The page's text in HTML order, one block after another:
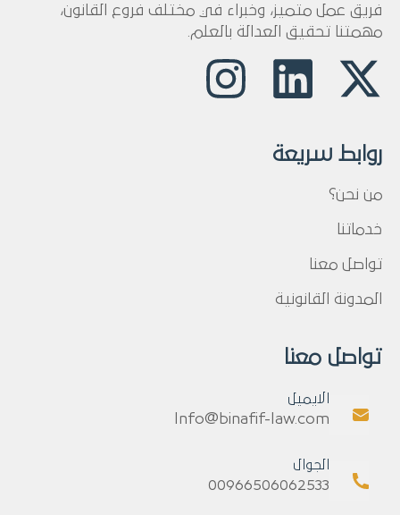
فريق عمل متميز، وخبراء في مختلف فروع القانون،
مهمتنا تحقيق العدالة بالعلم.
روابط سريعة
من نحن؟
خدماتنا
تواصل معنا
المدونة القانونية
تواصل معنا
الايميل
Info@binafif-law.com
الجوال
00966506062533